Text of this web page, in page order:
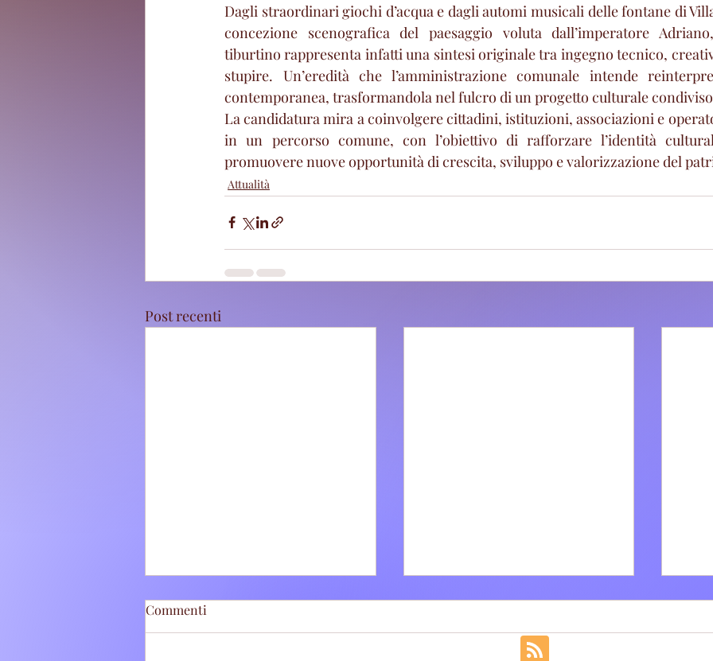
Dagli straordinari giochi d’acqua e dagli automi musicali delle fontane di
concezione scenografica del paesaggio voluta dall’imperatore
tiburtino rappresenta infatti una sintesi originale tra ingegno tecnico,
stupire. Un’eredità che l’amministrazione comunale intende
contemporanea, trasformandola nel fulcro di un progetto culturale
La candidatura mira a coinvolgere cittadini, istituzioni, associazioni e
in un percorso comune, con l’obiettivo di rafforzare l’identità
promuovere nuove opportunità di crescita, sviluppo e valorizzazione del
Attualità
Post recenti
Commenti